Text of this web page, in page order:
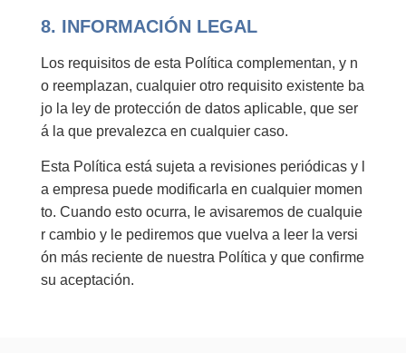
8. INFORMACIÓN LEGAL
Los requisitos de esta Política complementan, y n
o reemplazan, cualquier otro requisito existente ba
jo la ley de protección de datos aplicable, que ser
á la que prevalezca en cualquier caso.
Esta Política está sujeta a revisiones periódicas y l
a empresa puede modificarla en cualquier momen
to. Cuando esto ocurra, le avisaremos de cualquie
r cambio y le pediremos que vuelva a leer la versi
ón más reciente de nuestra Política y que confirme
su aceptación.